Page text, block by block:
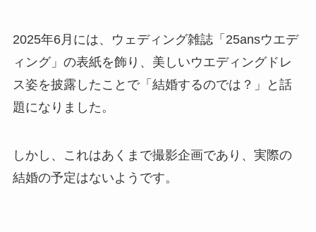
2025年6月には、ウェディング雑誌「25ansウエデ
ィング」の表紙を飾り、美しいウエディングドレ
ス姿を披露したことで「結婚するのでは？」と話
題になりました。
しかし、これはあくまで撮影企画であり、実際の
結婚の予定はないようです。